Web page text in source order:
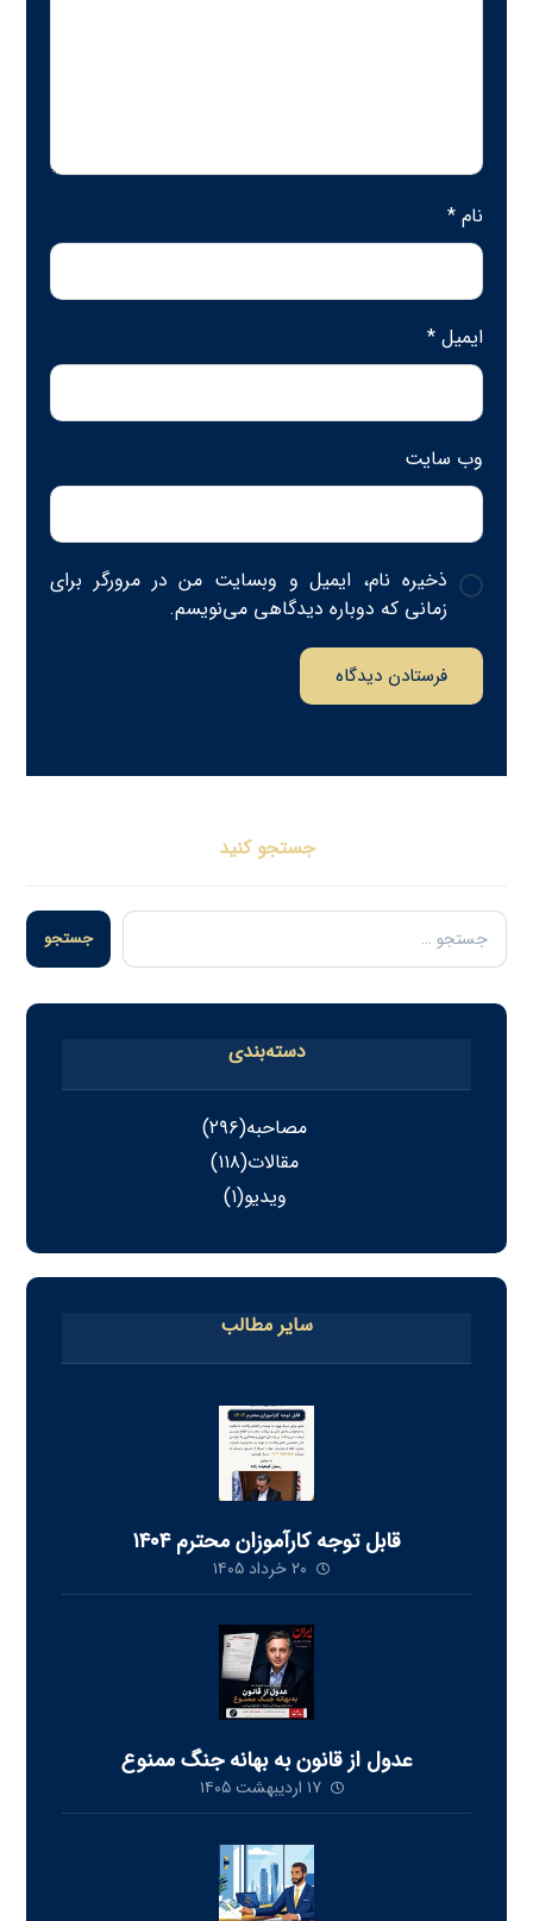
نام*
ایمیل*
وب‌ سایت
ذخیره نام، ایمیل و وبسایت من در مرورگر برای
زمانی که دوباره دیدگاهی می‌نویسم.
فرستادن دیدگاه
جستجو کنید
جستجو
دسته‌بندی
مصاحبه(۲۹۶)
مقالات(۱۱۸)
ویدیو(۱)
سایر مطالب
قابل توجه كارآموزان محترم ١٤٠٤
۲۰ خرداد ۱۴۰۵
عدول از قانون به بهانه جنگ ممنوع
۱۷ اردیبهشت ۱۴۰۵